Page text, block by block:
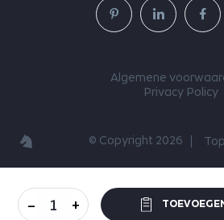
- +
© Copyright 2026
Algemene
Privacy Policy